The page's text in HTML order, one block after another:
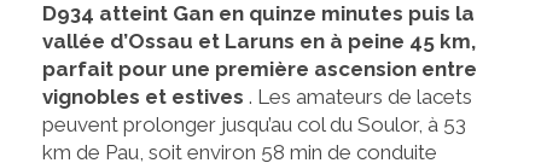
D934 atteint Gan en quinze minutes puis la
vallée d’Ossau et Laruns en à peine 45 km,
parfait pour une première ascension entre
vignobles et estives . Les amateurs de lacets
peuvent prolonger jusqu’au col du Soulor, à 53
km de Pau, soit environ 58 min de conduite